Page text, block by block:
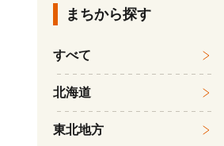
まちから探す
すべて
北海道
東北地方